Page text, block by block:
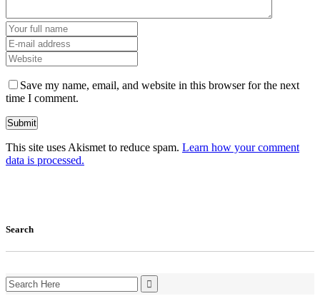
Save my name, email, and website in this browser for the next
time I comment.
This site uses Akismet to reduce spam. Learn how your comment
data is processed.
Search
Search
for: